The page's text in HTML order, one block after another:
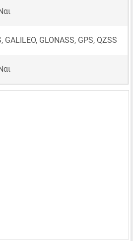
GALILEO, GLONASS, GPS, QZSS